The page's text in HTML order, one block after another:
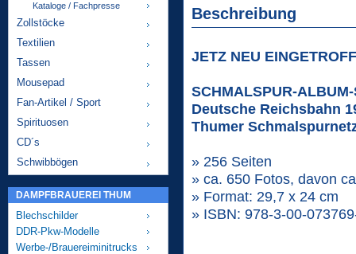
Kataloge / Fachpresse
Zollstöcke
Textilien
Tassen
Mousepad
Fan-Artikel / Sport
Spirituosen
CD´s
Schwibbögen
DAMPFBRAUEREI THUM
Blechschilder
DDR-Pkw-Modelle
Werbe-/Brauereiminitrucks
Beschreibung
JETZ NEU
SCHMALSPUR-
Deutsche Reichsbahn
Thumer
» 256 Seiten
» ca. 650 Fotos, davon
» Format: 29,7 x 24 cm
» ISBN: 978-3-00-